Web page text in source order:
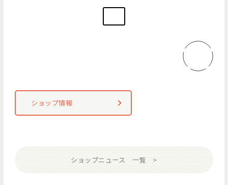
ショップ情報
ショップニュース 一覧